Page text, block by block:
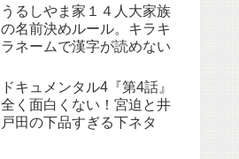
うるしやま家１４人大家族
の名前決めルール。キラキ
ラネームで漢字が読めない
ドキュメンタル4『第4話』
全く面白くない！宮迫と井
戸田の下品すぎる下ネタ